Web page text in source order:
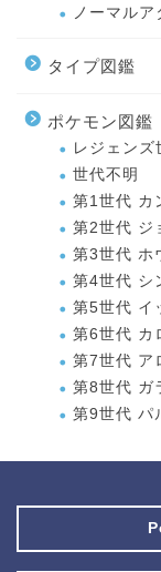
ノーマルア
タイプ図鑑
ポケモン図鑑
レジェンズ
世代不明
第1世代 カ
第2世代 ジ
第3世代 ホ
第4世代 シ
第5世代 イ
第6世代 カ
第7世代 ア
第8世代 ガ
第9世代 パ